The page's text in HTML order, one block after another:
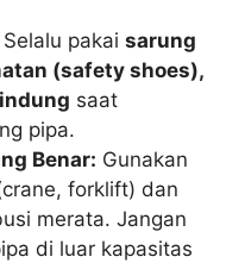
Selalu pakaisarung
(safety shoes),
saat
pipa.
Benar: Gunakan
forklift) dan
merata. Jangan
di luar kapasitas